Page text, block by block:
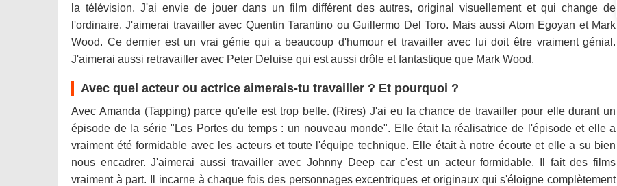
la télévision. J'ai envie de jouer dans un film différent des autres, original visuellement et qui change de
l'ordinaire. J'aimerai travailler avec Quentin Tarantino ou Guillermo Del Toro. Mais aussi Atom Egoyan et Mark
Wood. Ce dernier est un vrai génie qui a beaucoup d'humour et travailler avec lui doit être vraiment génial.
J'aimerai aussi retravailler avec Peter Deluise qui est aussi drôle et fantastique que Mark Wood.
Avec quel acteur ou actrice aimerais-tu travailler ? Et pourquoi ?
Avec Amanda (Tapping) parce qu'elle est trop belle. (Rires) J'ai eu la chance de travailler pour elle durant un
épisode de la série "Les Portes du temps : un nouveau monde". Elle était la réalisatrice de l'épisode et elle a
vraiment été formidable avec les acteurs et toute l'équipe technique. Elle était à notre écoute et elle a su bien
nous encadrer. J'aimerai aussi travailler avec Johnny Deep car c'est un acteur formidable. Il fait des films
vraiment à part. Il incarne à chaque fois des personnages excentriques et originaux qui s'éloigne complètement